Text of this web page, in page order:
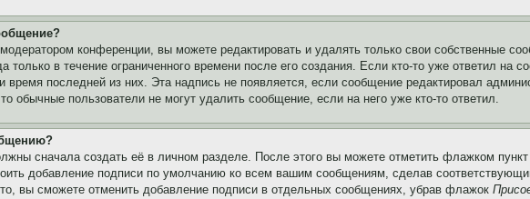
конференции, вы можете редактировать и удалять только свои собственные
только в течение ограниченного времени после его создания. Если кто-то уже ответил на
время последней из них. Эта надпись не появляется, если сообщение редактировал
обычные пользователи не могут удалить сообщение, если на него уже кто-то ответил.
сначала создать её в личном разделе. После этого вы можете отметить флажком пункт
добавление подписи по умолчанию ко всем вашим сообщениям, сделав
вы сможете отменить добавление подписи в отдельных сообщениях, убрав флажок